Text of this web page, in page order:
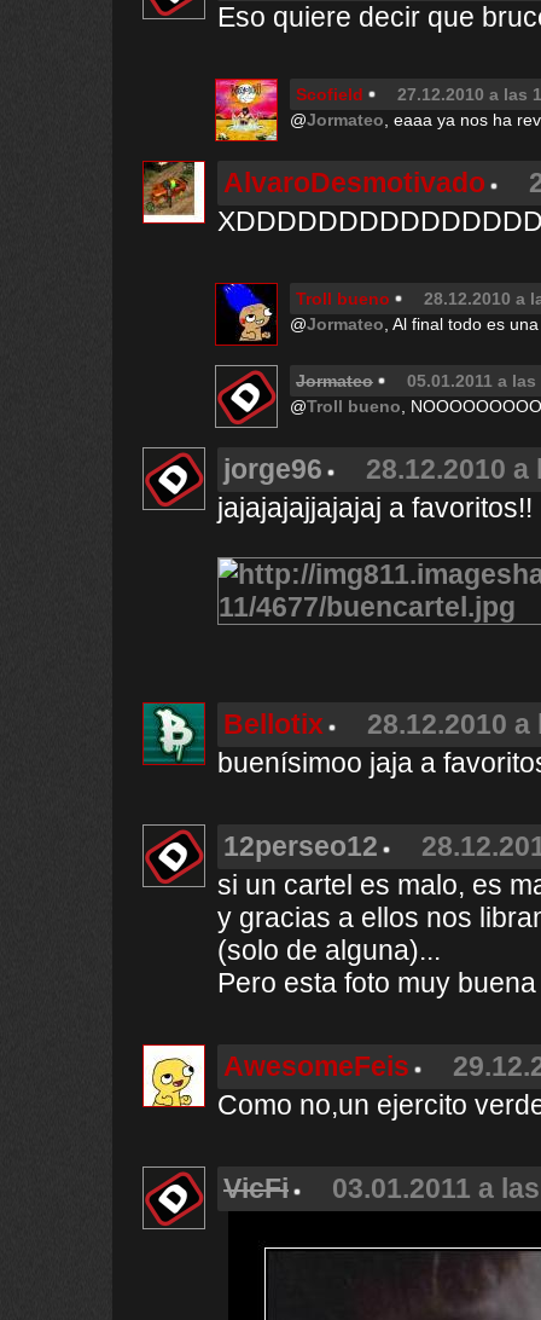
Eso quiere decir que
Scofield
27.12.2010 a las
@Jormateo , eaaa ya nos ha
AlvaroDesmotivado
Troll bueno
28.12.2010 a
@Jormateo , Al final todo es
Jormateo
05.01.2011 a las
@Troll bueno ,
jorge96
28.12.2010 a
jajajajajjajajaj a favoritos!!
Bellotix
28.12.2010
buenísimoo jaja a
12perseo12
si un cartel es malo, es
y gracias a ellos nos
(solo de alguna)...
Pero esta foto muy
AwesomeFeis
Como no,un ejercito
VicFi 03.01.2011 a